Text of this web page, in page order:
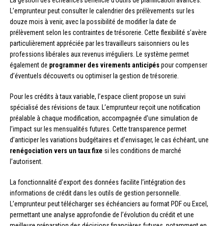
L’emprunteur peut consulter le calendrier des prélèvements sur les
douze mois à venir, avec la possibilité de modifier la date de
prélèvement selon les contraintes de trésorerie. Cette flexibilité s’avère
particulièrement appréciée par les travailleurs saisonniers ou les
professions libérales aux revenus irréguliers. Le système permet
également de programmer des virements anticipés pour compenser
d’éventuels découverts ou optimiser la gestion de trésorerie.
Pour les crédits à taux variable, l’espace client propose un suivi
spécialisé des révisions de taux. L’emprunteur reçoit une notification
préalable à chaque modification, accompagnée d’une simulation de
l’impact sur les mensualités futures. Cette transparence permet
d’anticiper les variations budgétaires et d’envisager, le cas échéant, une
renégociation vers un taux fixe si les conditions de marché
l’autorisent.
La fonctionnalité d’export des données facilite l’intégration des
informations de crédit dans les outils de gestion personnelle.
L’emprunteur peut télécharger ses échéanciers au format PDF ou Excel,
permettant une analyse approfondie de l’évolution du crédit et une